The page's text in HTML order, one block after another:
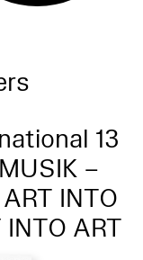
13
–
INTO
ART